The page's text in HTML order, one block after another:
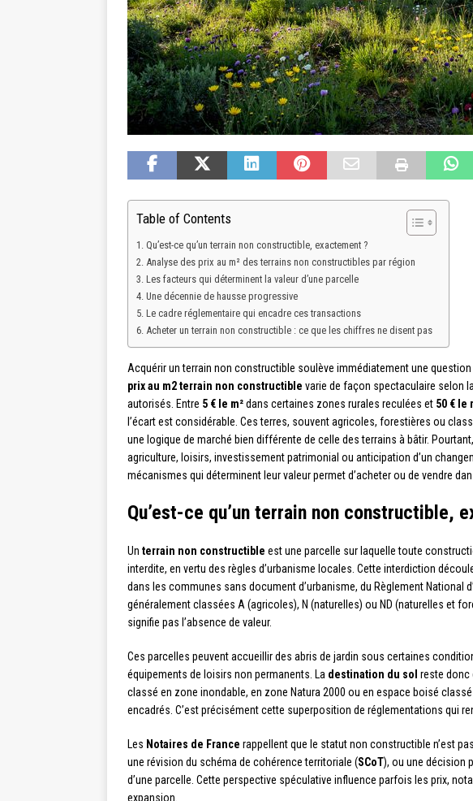
Table of Contents
Qu’est-ce qu’un terrain non constructible, exactement ?
Analyse des prix au m² des terrains non constructibles par région
Les facteurs qui déterminent la valeur d’une parcelle
Une décennie de hausse progressive
Le cadre réglementaire qui encadre ces transactions
Acheter un terrain non constructible : ce que les chiffres ne disent pas
Acquérir un terrain non constructible soulève immédiatement une
prix au m2 terrain non constructible varie de façon spectaculaire selon
autorisés. Entre 5 € le m²dans certaines zones rurales reculées et 50 € le
l’écart est considérable. Ces terres, souvent agricoles, forestières ou
une logique de marché bien différente de celle des terrains à bâtir.
agriculture, loisirs, investissement patrimonial ou anticipation d’un
mécanismes qui déterminent leur valeur permet d’acheter ou de vendre
Qu’est-ce qu’un terrain non constructible,
Un terrain non constructible est une parcelle sur laquelle toute
interdite, en vertu des règles d’urbanisme locales. Cette interdiction
dans les communes sans document d’urbanisme, du Règlement National
généralement classées A (agricoles), N (naturelles) ou ND (naturelles et
signifie pas l’absence de valeur.
Ces parcelles peuvent accueillir des abris de jardin sous certaines
équipements de loisirs non permanents. La destination du sol reste donc
classé en zone inondable, en zone Natura 2000 ou en espace boisé
encadrés. C’est précisément cette superposition de réglementations qui
Les Notaires de France rappellent que le statut non constructible n’est
une révision du schéma de cohérence territoriale (SCoT), ou une décision
d’une parcelle. Cette perspective spéculative influence parfois les prix,
expansion.